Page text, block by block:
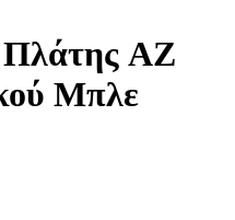
Πλάτης AZ
Μπλε